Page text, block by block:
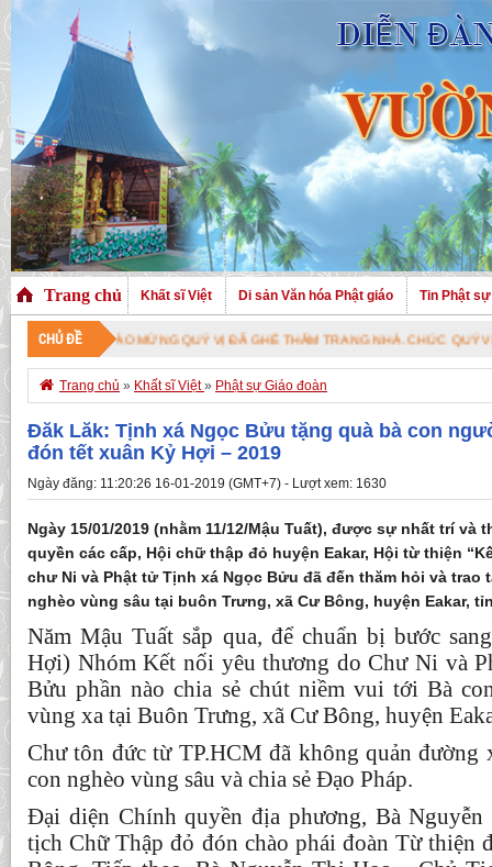
Trang chủ Khất sĩ Việt Di sản Văn hóa Phật giáo Tin Phật sự
CHỦ ĐỀ
CHÀO MỪNG QUÝ VỊ ĐÃ GHÉ THĂM TRANG NHÀ. CHÚC QUÝ VỊ AN VUI
 Trang chủ » Khất sĩ Việt» Phật sự Giáo đoàn
Đăk Lăk: Tịnh xá Ngọc Bửu tặng quà bà con
đón tết xuân Kỷ Hợi – 2019
Ngày đăng: 11:20:26 16-01-2019 (GMT+7) - Lượt xem: 1630
Ngày 15/01/2019 (nhằm 11/12/Mậu Tuất), được sự nhất trí và
quyền các cấp, Hội chữ thập đỏ huyện Eakar, Hội từ thiện
chư Ni và Phật tử Tịnh xá Ngọc Bửu đã đến thăm hỏi và trao
nghèo vùng sâu tại buôn Trưng, xã Cư Bông, huyện Eakar,
Năm Mậu Tuất sắp qua, để chuẩn bị bước
Hợi) Nhóm Kết nối yêu thương do Chư Ni và
Bửu phần nào chia sẻ chút niềm vui tới Bà
vùng xa tại Buôn Trưng, xã Cư Bông, huyện
Chư tôn đức từ TP.HCM đã không quản đường
con nghèo vùng sâu và chia sẻ Đạo Pháp.
Đại diện Chính quyền địa phương, Bà
tịch Chữ Thập đỏ đón chào phái đoàn Từ thiện